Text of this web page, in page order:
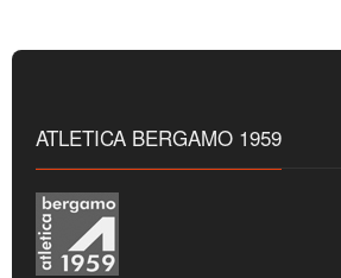
ATLETICA BERGAMO 1959